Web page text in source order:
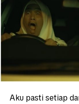
Aku pasti setiap